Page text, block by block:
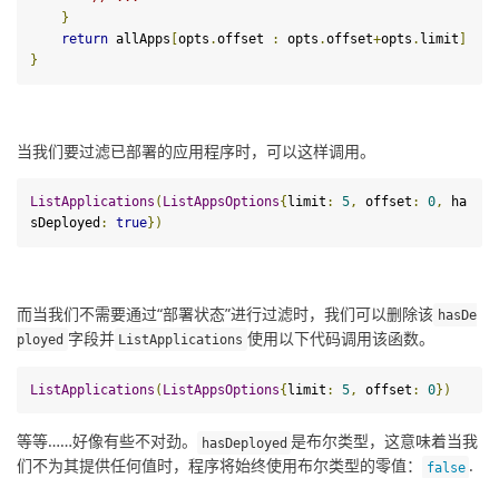
}
return allApps opts .offset : opts .offset+opts . limit
}
当我们要过滤已部署的应用程序时，可以这样调用。
ListApplications ( ListAppsOptions{limit : 5, offset : 0,
ha
sDeployed : true})
而当我们不需要通过“部署状态”进行过滤时，我们可以删除该 hasDe
ployed 字段并 ListApplications 使用以下代码调用该函数。
ListApplications ( ListAppsOptions{limit : 5, offset : 0})
等等……好像有些不对劲。 hasDeployed 是布尔类型，这意味着当我
们不为其提供任何值时，程序将始终使用布尔类型的零值：
false .